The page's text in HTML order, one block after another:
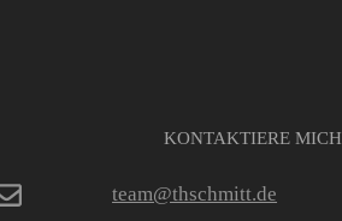
KONTAKTIERE MICH
team@thschmitt.de